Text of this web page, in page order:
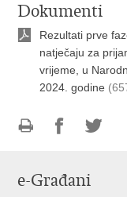
Dokumenti
Rezultati prve
natječaju za
vrijeme, u
2024. godine
FacebookuTwitteru
e-Građani